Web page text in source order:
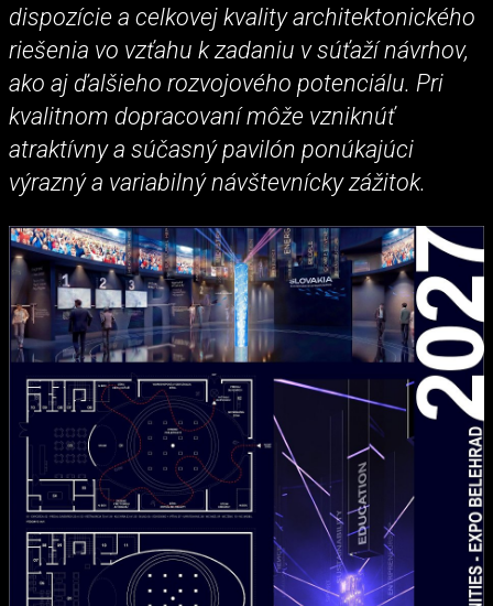
dispozície a celkovej kvality architektonického
riešenia vo vzťahu k zadaniu v súťaží návrhov,
ako aj ďalšieho rozvojového potenciálu. Pri
kvalitnom dopracovaní môže vzniknúť
atraktívny a súčasný pavilón ponúkajúci
výrazný a variabilný návštevnícky zážitok.